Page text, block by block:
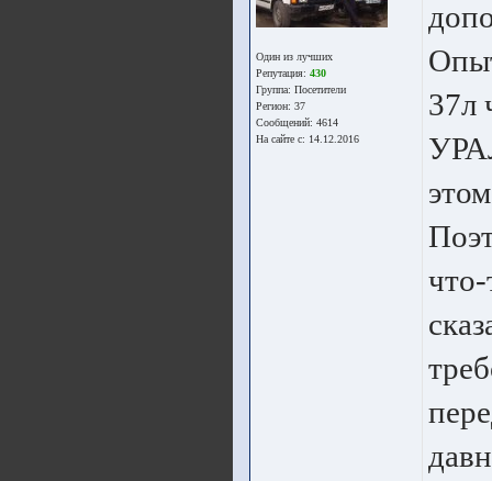
Один из лучших
Репутация: 430
Группа: Посетители
Регион: 37
Сообщений: 4614
На сайте с: 14.12.2016
37л